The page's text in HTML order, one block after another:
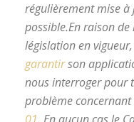
régulièrement mise
possible.En raison de
législation en
garantirson
nous interroger pour
problème